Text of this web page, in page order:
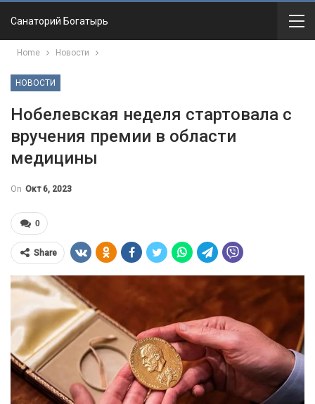
Санаторий Богатырь
Home Новости
НОВОСТИ
Нобелевская неделя стартовала с
вручения премии в области
медицины
On Окт 6, 2023
0
Share